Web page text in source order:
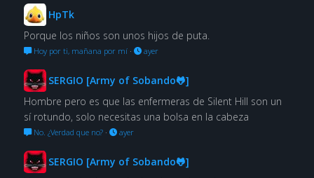
HpTk
Porque los niños son unos hijos de puta.
Hoy por ti, mañana por mí· ayer
SERGIO [Army of Sobando🐸]
Hombre pero es que las enfermeras de Silent Hill son un
sí rotundo, solo necesitas una bolsa en la cabeza
No. ¿Verdad que no?· ayer
SERGIO [Army of Sobando🐸]